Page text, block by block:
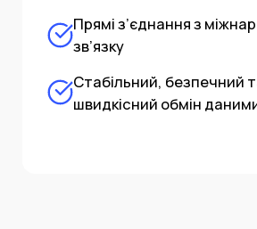
Прямі з’єднання з
зв’язку
Стабільний, безпечний
швидкісний обмін